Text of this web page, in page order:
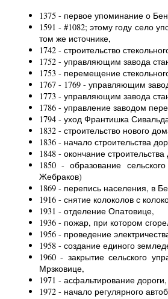
1375 - первое упоминание о
1591 - #1082; этому году село
том же источнике,
1742 - строительство
1752 - управляющим завода
1753 - перемещение
1767 - 1769 - управляющим
1773 - управляющим завода
1786 - управление заводом
1794 - уход Франтишка
1832 - строительство нового
1836 - начало строительства
1848 - окончание строительства
1850 - образование
Жебраков)
1869 - перепись населения, в
1916 - снятие колоколов с
1931 - отделение Опатовице,
1936 - пожар, при котором
1956 - проведение
1958 - создание единого
1960 - закрытие сельского
Мрзковице,
1971 - асфальтирование
1972 - начало регулярного